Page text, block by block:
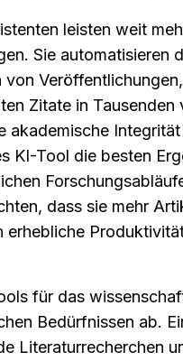
leisten weit
Sie automatisieren
von
Zitate in Tausenden
akademische
KI-Tool die besten
dass sie mehr
für das
Bedürfnissen ab.
Literaturrecherchen